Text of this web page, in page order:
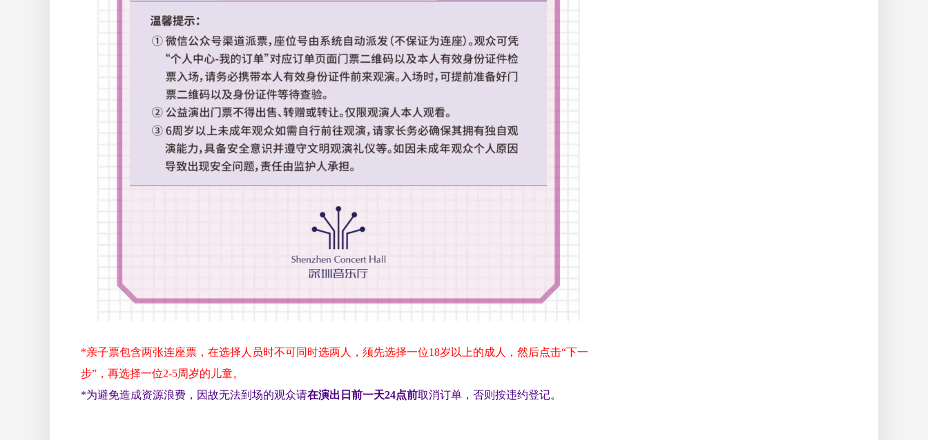
*亲子票包含两张连座票，在选择人员时不可同时选两人，须先选择一位18岁以上的成人，然后点击“下一
步”，再选择一位2-5周岁的儿童。
*为避免造成资源浪费，因故无法到场的观众请在演出日前一天24点前取消订单，否则按违约登记。